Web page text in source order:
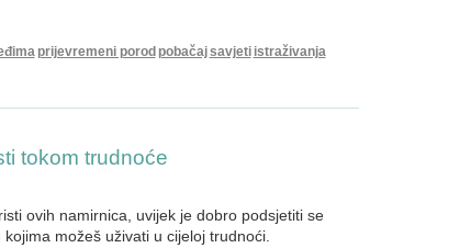
prijevremeni porod pobačajsavjeti istraživanja
tokom trudnoće
ovih namirnica, uvijek je dobro podsjetiti se
možeš uživati u cijeloj trudnoći.